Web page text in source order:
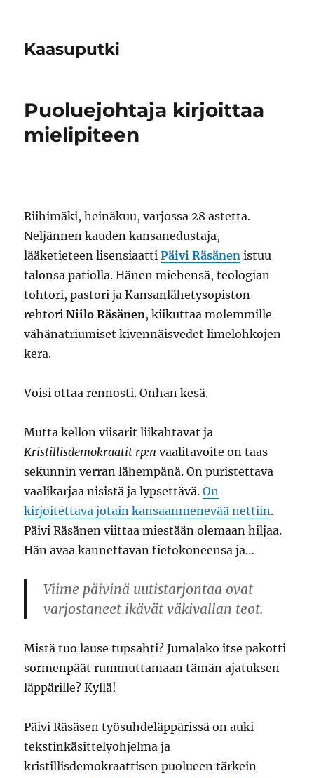
Kaasuputki
Puoluejohtaja kirjoittaa
mielipiteen
Riihimäki, heinäkuu, varjossa 28 astetta.
Neljännen kauden kansanedustaja,
lääketieteen lisensiaattiPäivi Räsänen istuu
talonsa patiolla. Hänen miehensä, teologian
tohtori, pastori ja Kansanlähetysopiston
rehtoriNiilo Räsänen, kiikuttaa molemmille
vähänatriumiset kivennäisvedet limelohkojen
kera.
Voisi ottaa rennosti. Onhan kesä.
Mutta kellon viisarit liikahtavat ja
Kristillisdemokraatit rp:n vaalitavoite on taas
sekunnin verran lähempänä. On puristettava
vaalikarjaa nisistä ja lypsettävä.On
kirjoitettava jotain kansaanmenevää nettiin.
Päivi Räsänen viittaa miestään olemaan hiljaa.
Hän avaa kannettavan tietokoneensa ja…
Viime päivinä uutistarjontaa ovat
varjostaneet ikävät väkivallan teot.
Mistä tuo lause tupsahti? Jumalako itse pakotti
sormenpäät rummuttamaan tämän ajatuksen
läppärille? Kyllä!
Päivi Räsäsen työsuhdeläppärissä on auki
tekstinkäsittelyohjelma ja
kristillisdemokraattisen puolueen tärkein